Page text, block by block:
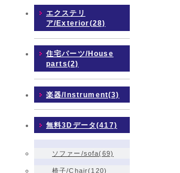
エクステリ
ア/Exterior(28)
住宅パーツ/House
parts(2)
楽器/Instrument(3)
無料3Dデータ(417)
ソファー/sofa(69)
椅子/Chair(120)